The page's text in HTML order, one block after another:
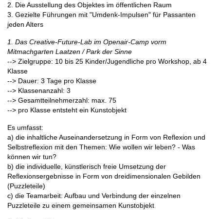
2. Die Ausstellung des Objektes im öffentlichen Raum
3. Gezielte Führungen mit "Umdenk-Impulsen" für Passanten
jeden Alters
1. Das Creative-Future-Lab im Openair-Camp vorm
Mitmachgarten Laatzen / Park der Sinne
--> Zielgruppe: 10 bis 25 Kinder/Jugendliche pro Workshop, ab 4
Klasse
--> Dauer: 3 Tage pro Klasse
--> Klassenanzahl: 3
--> Gesamtteilnehmerzahl: max. 75
--> pro Klasse entsteht ein Kunstobjekt
Es umfasst:
a) die inhaltliche Auseinandersetzung in Form von Reflexion und
Selbstreflexion mit den Themen: Wie wollen wir leben? - Was
können wir tun?
b) die individuelle, künstlerisch freie Umsetzung der
Reflexionsergebnisse in Form von dreidimensionalen Gebilden
(Puzzleteile)
c) die Teamarbeit: Aufbau und Verbindung der einzelnen
Puzzleteile zu einem gemeinsamen Kunstobjekt